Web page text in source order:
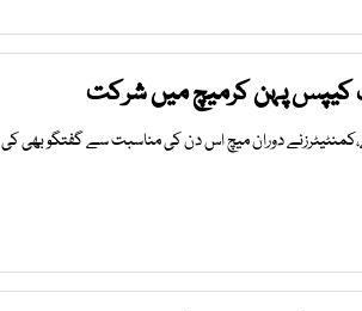
پہن کرمیچ میں شرکت
دوران میچ اس دن کی مناسبت سے گفتگو بھی کی